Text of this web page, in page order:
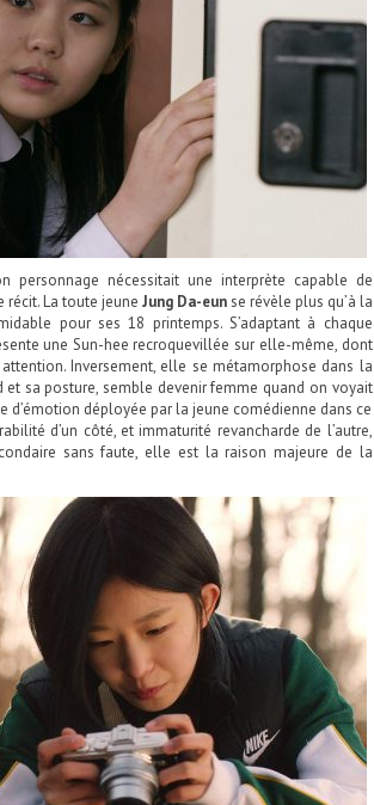
nécessitait une interprète capable de
La toute jeune Jung Da-eunse révèle plus qu’à la
pour ses 18 printemps. S’adaptant à chaque
une Sun-hee recroquevillée sur elle-même, dont
Inversement, elle se métamorphose dans la
sa posture, semble devenir femme quand on voyait
d’émotion déployée par la jeune comédienne dans ce
d’un côté, et immaturité revancharde de l’autre,
sans faute, elle est la raison majeure de la